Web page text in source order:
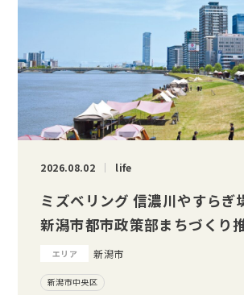
2026.08.02 life
ミズベリング 信濃川やすらぎ
新潟市都市政策部まちづくり
エリア 新潟市
新潟市中央区